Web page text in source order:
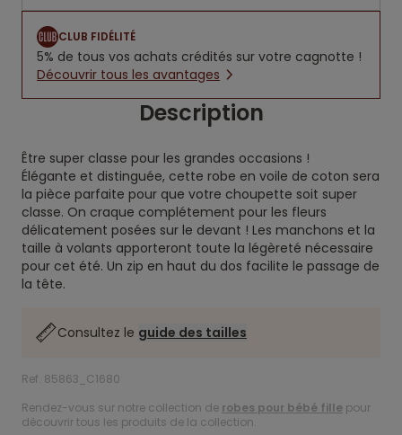
CLUB FIDÉLITÉ
5% de tous vos achats crédités sur votre cagnotte !
Découvrir tous les avantages
Description
Être super classe pour les grandes occasions !
Élégante et distinguée, cette robe en voile de coton sera
la pièce parfaite pour que votre choupette soit super
classe. On craque complétement pour les fleurs
délicatement posées sur le devant ! Les manchons et la
taille à volants apporteront toute la légèreté nécessaire
pour cet été. Un zip en haut du dos facilite le passage de
la tête.
Consultez le guide des tailles
Ref. 85863_C1680
Rendez-vous sur notre collection de robes pour bébé fille pour
découvrir tous les produits de la collection.